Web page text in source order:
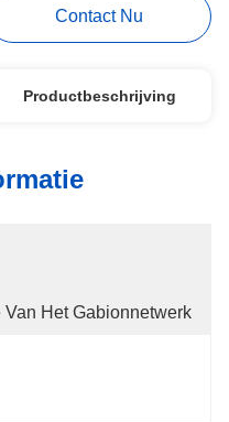
Contact Nu
Productbeschrijving
Van Het Gabionnetwerk